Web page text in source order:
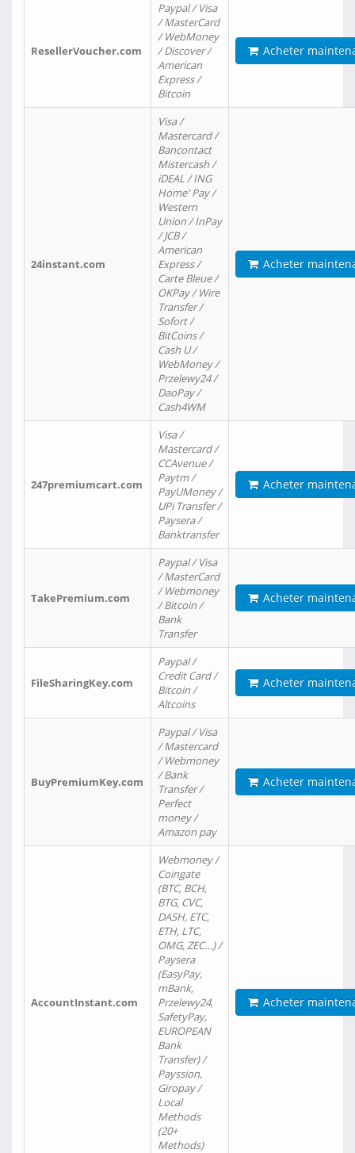
ResellerVoucher.com
Paypal / Visa
/ MasterCard
/ WebMoney
/ Discover /
American
Express /
Bitcoin
Acheter
24instant.com
Visa /
Mastercard /
Bancontact
Mistercash /
iDEAL / ING
Home' Pay /
Western
Union / InPay
/ JCB /
American
Express /
Carte Bleue /
OKPay / Wire
Transfer /
Sofort /
BitCoins /
Cash U /
WebMoney /
Przelewy24 /
DaoPay /
Cash4WM
Acheter
247premiumcart.com
Visa /
Mastercard /
CCAvenue /
Paytm /
PayUMoney /
UPi Transfer /
Paysera /
Banktransfer
Acheter
TakePremium.com
Paypal / Visa
/ MasterCard
/ Webmoney
/ Bitcoin /
Bank
Transfer
Acheter
FileSharingKey.com
Paypal /
Credit Card /
Bitcoin /
Altcoins
Acheter
BuyPremiumKey.com
Paypal / Visa
/ Mastercard
/ Webmoney
/ Bank
Transfer /
Perfect
money /
Amazon pay
Acheter
AccountInstant.com
Webmoney /
Coingate
(BTC, BCH,
BTG, CVC,
DASH, ETC,
ETH, LTC,
OMG, ZEC…) /
Paysera
(EasyPay,
mBank,
Przelewy24,
SafetyPay,
EUROPEAN
Bank
Transfer) /
Payssion,
Giropay /
Local
Methods
(20+
Methods)
Acheter